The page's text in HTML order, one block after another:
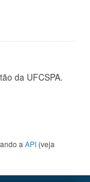
da UFCSPA.
a API (veja